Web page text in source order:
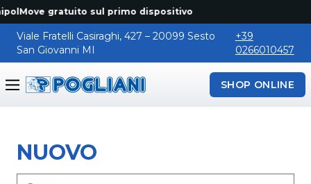
gratuito sul primo dispositivo
Viale Fratelli Casiraghi, 427 – 20099 Sesto
San Giovanni MI
+39
0266010457
SHOP ONLINE
NUOVO